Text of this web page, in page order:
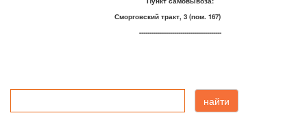
Сморговский тракт, 3 (пом. 167)
----------------------------------------
найти